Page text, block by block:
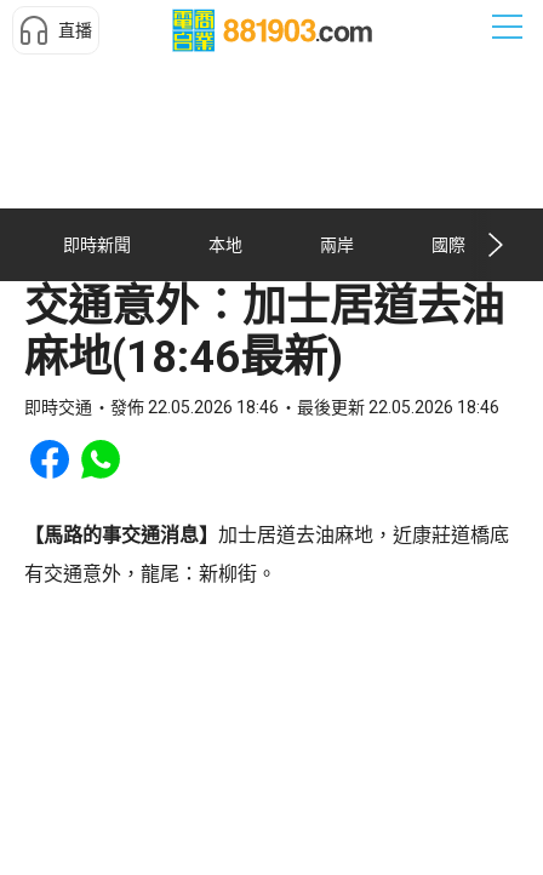
直播
即時新聞 本地 兩岸 國際
交通意外︰加士居道去油
麻地(18:46最新)
即時交通 發佈 22.05.2026 18:46 最後更新 22.05.2026 18:46
Share to Facebook
Share to WhatsApp
【馬路的事交通消息】 加士居道去油麻地，近康莊道橋底
有交通意外，龍尾：新柳街。